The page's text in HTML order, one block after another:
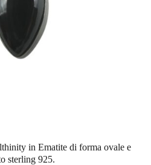
in Ematite di forma ovale e
sterling 925.